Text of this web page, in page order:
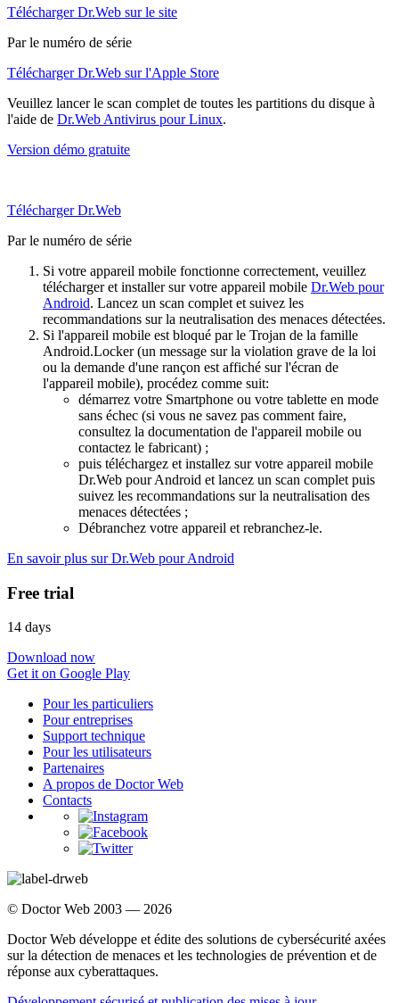
Télécharger Dr.Web sur le site
Par le numéro de série
Télécharger Dr.Web sur l'Apple Store
Veuillez lancer le scan complet de toutes les partitions du disque à
l'aide de Dr.Web Antivirus pour Linux.
Version démo gratuite
Télécharger Dr.Web
Par le numéro de série
Si votre appareil mobile fonctionne correctement, veuillez
télécharger et installer sur votre appareil mobile Dr.Web pour
Android. Lancez un scan complet et suivez les
recommandations sur la neutralisation des menaces détectées.
Si l'appareil mobile est bloqué par le Trojan de la famille
Android.Locker (un message sur la violation grave de la loi
ou la demande d'une rançon est affiché sur l'écran de
l'appareil mobile), procédez comme suit:
démarrez votre Smartphone ou votre tablette en mode
sans échec (si vous ne savez pas comment faire,
consultez la documentation de l'appareil mobile ou
contactez le fabricant) ;
puis téléchargez et installez sur votre appareil mobile
Dr.Web pour Android et lancez un scan complet puis
suivez les recommandations sur la neutralisation des
menaces détectées ;
Débranchez votre appareil et rebranchez-le.
En savoir plus sur Dr.Web pour Android
Free trial
14 days
Download now
Get it on Google Play
Pour les particuliers
Pour entreprises
Support technique
Pour les utilisateurs
Partenaires
A propos de Doctor Web
Contacts
© Doctor Web 2003 — 2026
Doctor Web développe et édite des solutions de cybersécurité axées
sur la détection de menaces et les technologies de prévention et de
réponse aux cyberattaques.